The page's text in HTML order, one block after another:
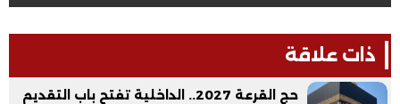
ذات علاقة
حج القرعة 2027.. الداخلية تفتح باب التقديم